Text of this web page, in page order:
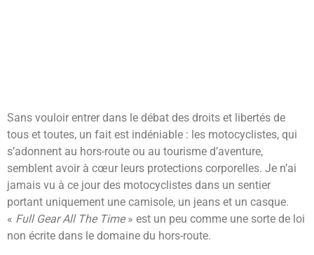
Sans vouloir entrer dans le débat des droits et libertés de
tous et toutes, un fait est indéniable : les motocyclistes, qui
s’adonnent au hors-route ou au tourisme d’aventure,
semblent avoir à cœur leurs protections corporelles. Je n’ai
jamais vu à ce jour des motocyclistes dans un sentier
portant uniquement une camisole, un jeans et un casque.
« Full Gear All The Time» est un peu comme une sorte de loi
non écrite dans le domaine du hors-route.